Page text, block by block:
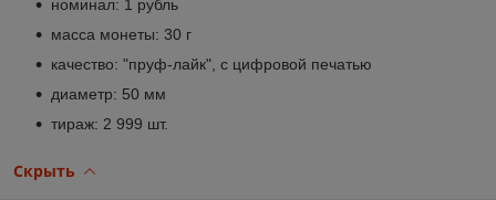
номинал: 1 рубль
масса монеты: 30 г
качество: "пруф-лайк", с цифровой печатью
диаметр: 50 мм
тираж: 2 999 шт.
Скрыть